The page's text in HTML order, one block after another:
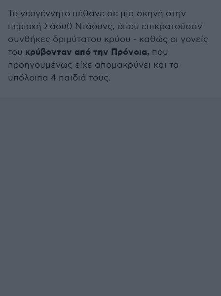
Το νεογέννητο πέθανε σε μια σκηνή στην
περιοχή Σάουθ Ντάουνς, όπου επικρατούσαν
συνθήκες δριμύτατου κρύου - καθώς οι γονείς
του κρύβονταν από την Πρόνοια, που
προηγουμένως είχε απομακρύνει και τα
υπόλοιπα 4 παιδιά τους.